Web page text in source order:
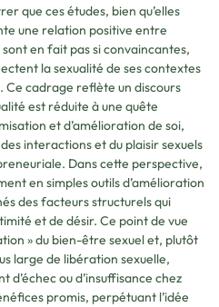
que ces études, bien qu’elles
une relation positive entre
en fait pas si convaincantes,
la sexualité de ses contextes
Ce cadrage reflète un discours
est réduite à une quête
et d’amélioration de soi,
interactions et du plaisir sexuels
Dans cette perspective,
en simples outils d’amélioration
des facteurs structurels qui
et de désir. Ce point de vue
» du bien-être sexuel et, plutôt
large de libération sexuelle,
ou d’insuffisance chez
promis, perpétuant l’idée